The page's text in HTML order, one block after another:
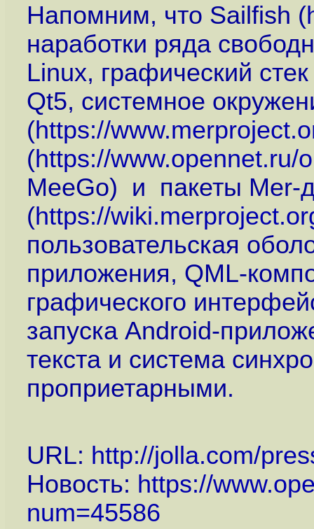
Напомним, что Sailfish (
наработки ряда
Linux, графический
Qt5, системное
(https://
(https://www.opennet.ru/
MeeGo) и пакеты Mer-
(https://
пользовательская
приложения, QML-
графического
запуска Andrоid-
текста и система
проприетарными.
URL: http://jolla.com/
Новость: https://
num=45586